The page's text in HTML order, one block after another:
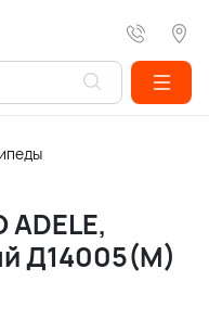
Д14005(М)